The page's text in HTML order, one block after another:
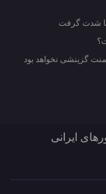
شدت گرفت
گزینشی نخواهد بود
ایرانی